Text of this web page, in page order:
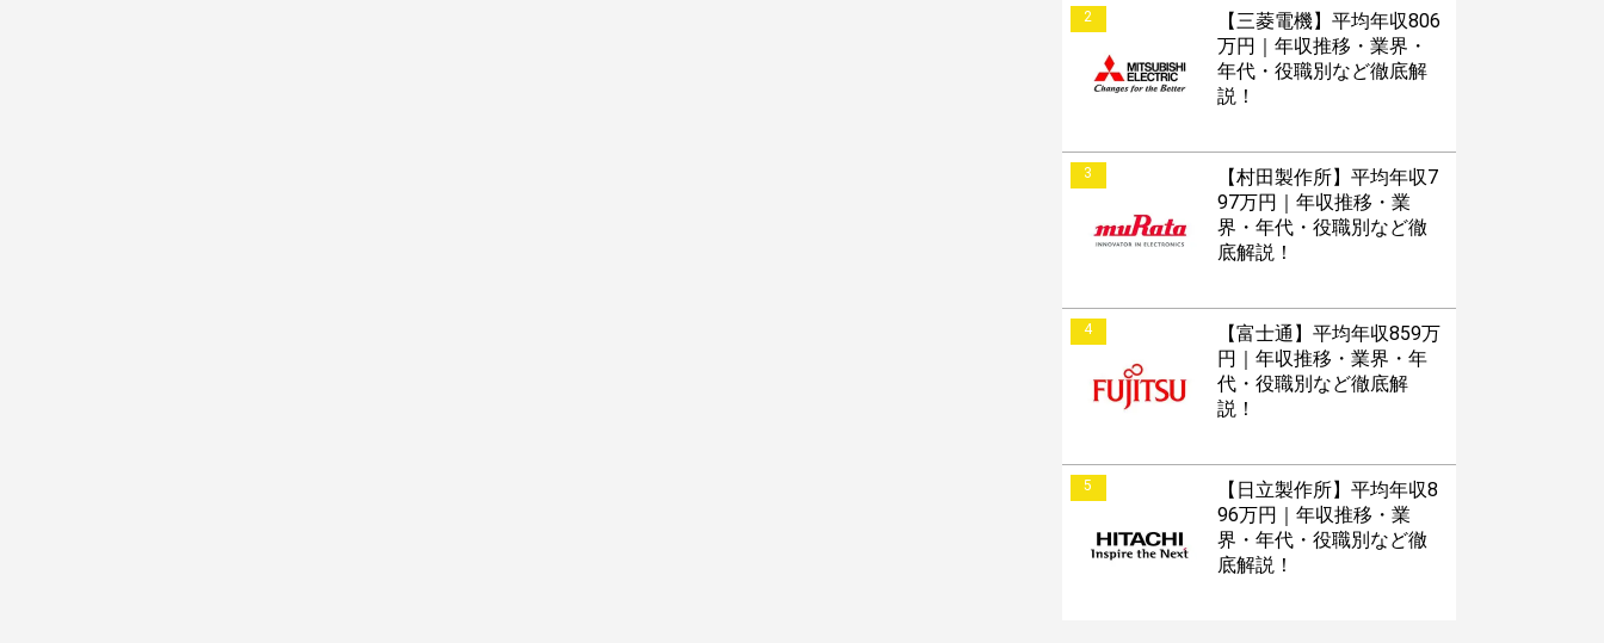
2
【三菱電機】平均年収806
万円｜年収推移・業界・
年代・役職別など徹底解
説！
3
【村田製作所】平均年収7
97万円｜年収推移・業
界・年代・役職別など徹
底解説！
4
【富士通】平均年収859万
円｜年収推移・業界・年
代・役職別など徹底解
説！
5
【日立製作所】平均年収8
96万円｜年収推移・業
界・年代・役職別など徹
底解説！